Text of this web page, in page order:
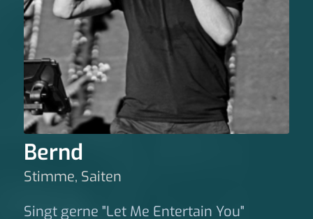
Bernd
Stimme, Saiten
Singt gerne "Let Me Entertain You"